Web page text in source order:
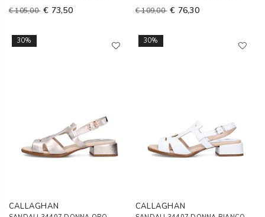
€ 105,00 € 73,50 € 109,00 € 76,30
30%
CALLAGHAN
30%
CALLAGHAN